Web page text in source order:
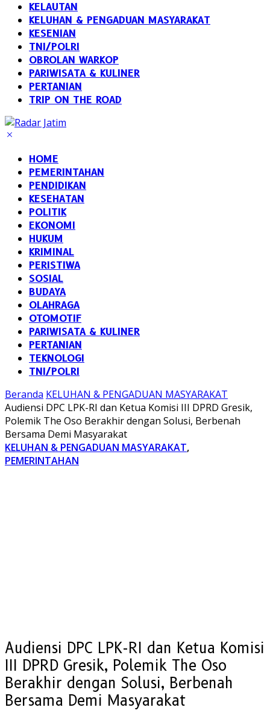
KELAUTAN
KELUHAN & PENGADUAN MASYARAKAT
KESENIAN
TNI/POLRI
OBROLAN WARKOP
PARIWISATA & KULINER
PERTANIAN
TRIP ON THE ROAD
HOME
PEMERINTAHAN
PENDIDIKAN
KESEHATAN
POLITIK
EKONOMI
HUKUM
KRIMINAL
PERISTIWA
SOSIAL
BUDAYA
OLAHRAGA
OTOMOTIF
PARIWISATA & KULINER
PERTANIAN
TEKNOLOGI
TNI/POLRI
Beranda KELUHAN & PENGADUAN MASYARAKAT
Audiensi DPC LPK-RI dan Ketua Komisi III DPRD Gresik,
Polemik The Oso Berakhir dengan Solusi, Berbenah
Bersama Demi Masyarakat
KELUHAN & PENGADUAN MASYARAKAT,
PEMERINTAHAN
Audiensi DPC LPK-RI dan Ketua Komisi
III DPRD Gresik, Polemik The Oso
Berakhir dengan Solusi, Berbenah
Bersama Demi Masyarakat